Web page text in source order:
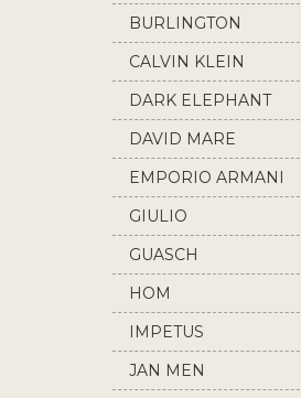
BURLINGTON
CALVIN KLEIN
DARK ELEPHANT
DAVID MARE
EMPORIO ARMANI
GIULIO
GUASCH
HOM
IMPETUS
JAN MEN